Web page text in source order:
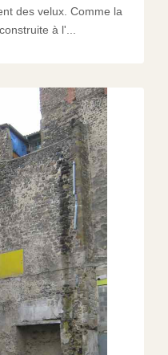
des velux. Comme la
à l'...